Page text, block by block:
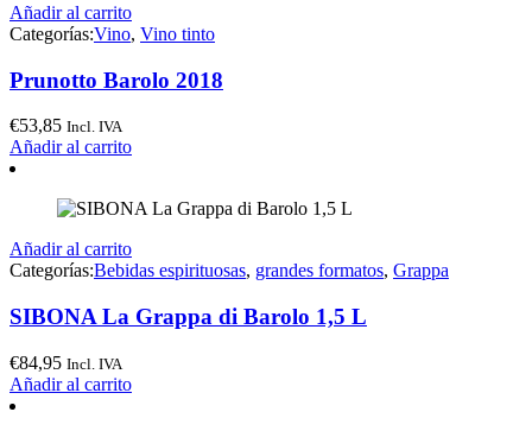
Añadir al carrito
Categorías:Vino, Vino tinto
Prunotto Barolo 2018
€53,85 Incl. IVA
Añadir al carrito
Añadir al carrito
Categorías:Bebidas espirituosas, grandes formatos, Grappa
SIBONA La Grappa di Barolo 1,5 L
€84,95 Incl. IVA
Añadir al carrito